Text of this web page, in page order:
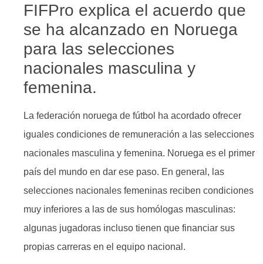
FIFPro explica el acuerdo que
se ha alcanzado en Noruega
para las selecciones
nacionales masculina y
femenina.
La federación noruega de fútbol ha acordado ofrecer
iguales condiciones de remuneración a las selecciones
nacionales masculina y femenina. Noruega es el primer
país del mundo en dar ese paso. En general, las
selecciones nacionales femeninas reciben condiciones
muy inferiores a las de sus homólogas masculinas:
algunas jugadoras incluso tienen que financiar sus
propias carreras en el equipo nacional.